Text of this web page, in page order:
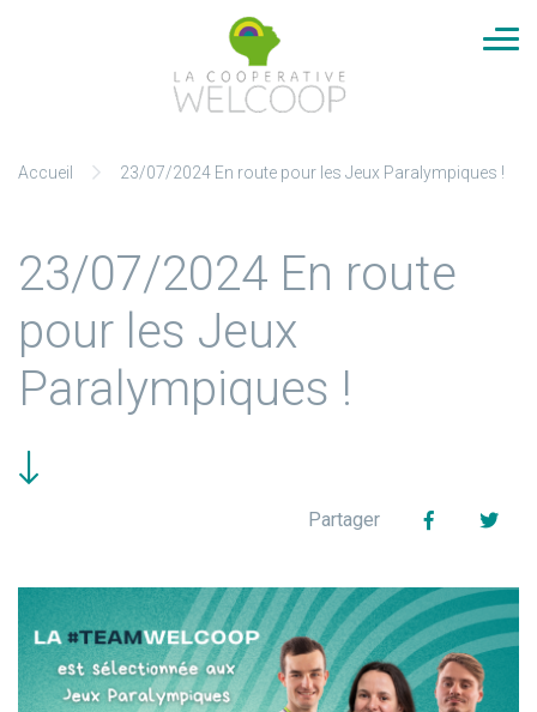
Accueil 23/07/2024 En route pour les Jeux Paralympiques !
23/07/2024 En route
pour les Jeux
Paralympiques !
Partager Facebook
Cookies management panel